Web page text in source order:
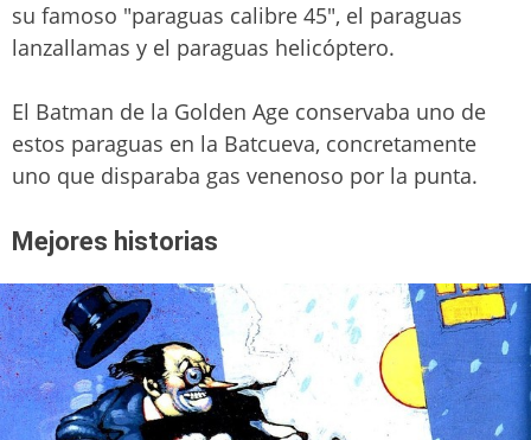
su famoso "paraguas calibre 45", el paraguas
lanzallamas y el paraguas helicóptero.
El Batman de la Golden Age conservaba uno de
estos paraguas en la Batcueva, concretamente
uno que disparaba gas venenoso por la punta.
Mejores historias